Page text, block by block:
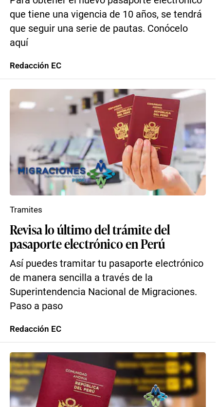
que tiene una vigencia de 10 años, se tendrá
que seguir una serie de pautas. Conócelo
aquí
Redacción EC
Revisa lo último del trámite del
pasaporte electrónico en Perú
Así puedes tramitar tu pasaporte electrónico
de manera sencilla a través de la
Superintendencia Nacional de Migraciones.
Paso a paso
Tramites
Redacción EC